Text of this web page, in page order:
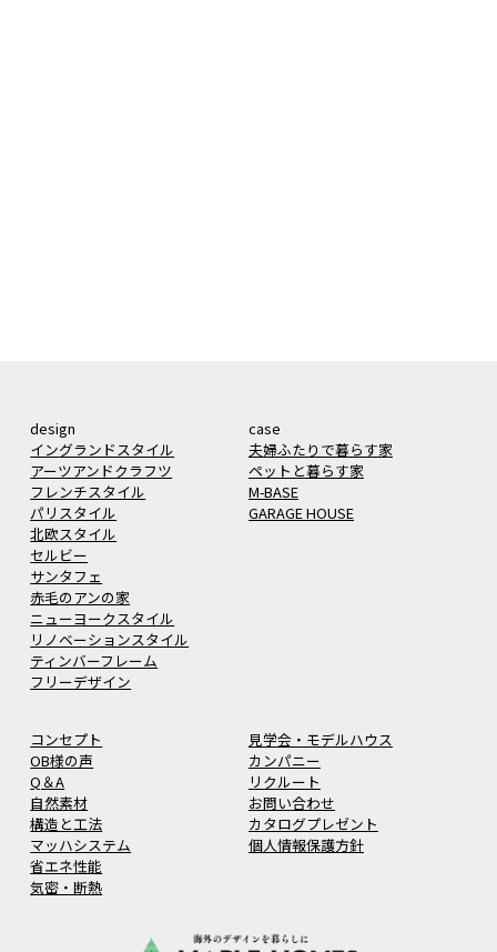
design
イングランドスタイル
アーツアンドクラフツ
フレンチスタイル
パリスタイル
北欧スタイル
セルビー
サンタフェ
赤毛のアンの家
ニューヨークスタイル
リノベーションスタイル
ティンバーフレーム
フリーデザイン
case
夫婦ふたりで暮らす家
ペットと暮らす家
M-BASE
GARAGE HOUSE
コンセプト
OB様の声
Q＆A
自然素材
構造と工法
マッハシステム
省エネ性能
気密・断熱
見学会・モデルハウス
カンパニー
リクルート
お問い合わせ
カタログプレゼント
個人情報保護方針